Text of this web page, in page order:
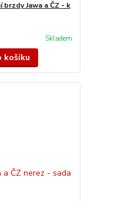
Jawa a ČZ - k
Skladem
košíku